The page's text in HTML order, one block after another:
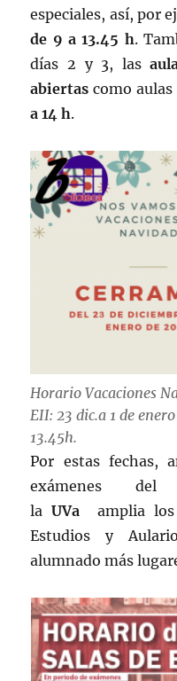
especiales, así, por
de 9 a 13.45 h.
días 2 y 3, las
abiertas como
a 14 h.
Horario Vacaciones
EII: 23 dic.a 1 de
13.45h.
Por estas fechas,
exámenes del
laUVa amplia los
Estudios y
alumnado más